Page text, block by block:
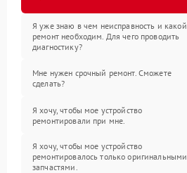
Я уже знаю в чем неисправность и какой
ремонт необходим. Для чего проводить
диагностику?
Мне нужен срочный ремонт. Сможете
сделать?
Я хочу, чтобы мое устройство
ремонтировали при мне.
Я хочу, чтобы мое устройство
ремонтировалось только оригинальными
запчастями.